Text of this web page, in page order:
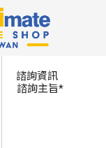
諮詢資訊的輸入
諮詢資訊
諮詢主旨*